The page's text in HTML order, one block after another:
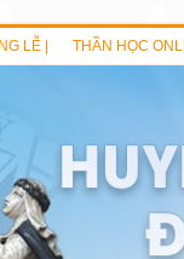
LỄ | THẦN HỌC